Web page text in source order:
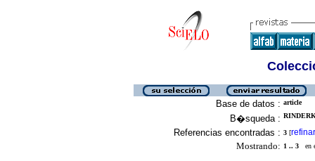
Base de datos : article
B�squeda :
Referencias encontradas : 3 [refinar
Mostrando: 1 .. 3 en